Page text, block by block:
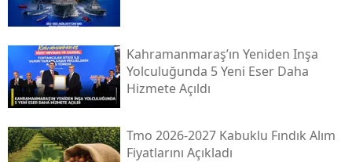
Kahramanmaraş’ın Yeniden Inşa
Yolculuğunda 5 Yeni Eser Daha
Hizmete Açıldı
Tmo 2026-2027 Kabuklu Fındık Alım
Fiyatlarını Açıkladı